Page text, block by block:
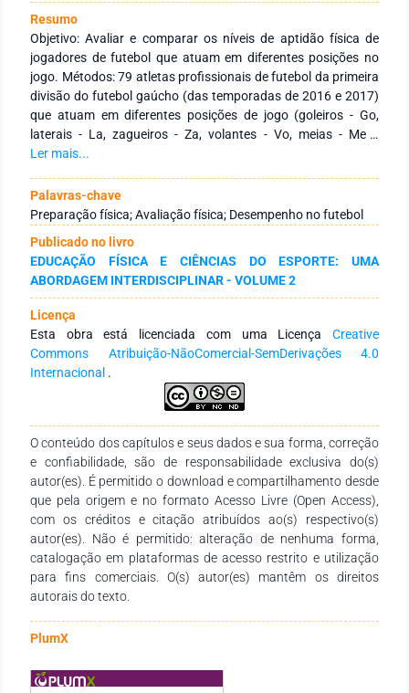
Resumo
Objetivo: Avaliar e comparar os níveis de aptidão física de
jogadores de futebol que atuam em diferentes posições no
jogo. Métodos: 79 atletas profissionais de futebol da primeira
divisão do futebol gaúcho (das temporadas de 2016 e 2017)
que atuam em diferentes posições de jogo (goleiros - Go,
laterais - La, zagueiros - Za, volantes - Vo, meias - Me e
atacantes - At) realizaram avaliações dos seguintes
capacidade aeróbia, potência anaeróbia, índice de fadiga e
potência muscular. Resultados: Go apresentaram menor
capacidade aeróbia quando comparados com os demais
jogadores. Além disso, Go apresentaram menores valores de
potência anaeróbia quando comparados com os atacantes,
sem apresentar diferenças entre as outras posições. Me
apresentaram menores índices de fadiga quando
comparados Za e At, e menores valores de potência muscular
quando comparados com Go, Za, Vo e At. Conclusão: Os
presentes achados demonstraram que jogadores
profissionais apresentam diferentes desempenhos nos
componentes de aptidão física quando estratificados por
treinamento físico individualizados para cada posição de jogo
em atletas profissionais.
Ler mais...
Palavras-chave
Preparação física; Avaliação física; Desempenho no futebol
Publicado no livro
EDUCAÇÃO FÍSICA E CIÊNCIAS DO ESPORTE: UMA
ABORDAGEM INTERDISCIPLINAR - VOLUME 2
Licença
Esta obra está licenciada com uma Licença Creative
Commons Atribuição-NãoComercial-SemDerivações 4.0
Internacional .
O conteúdo dos capítulos e seus dados e sua forma, correção
e confiabilidade, são de responsabilidade exclusiva do(s)
autor(es). É permitido o download e compartilhamento desde
que pela origem e no formato Acesso Livre (Open Access),
com os créditos e citação atribuídos ao(s) respectivo(s)
autor(es). Não é permitido: alteração de nenhuma forma,
catalogação em plataformas de acesso restrito e utilização
para fins comerciais. O(s) autor(es) mantêm os direitos
autorais do texto.
PlumX